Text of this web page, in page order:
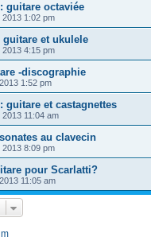
guitare octaviée
2013 1:02 pm
et ukulele
4:15 pm
-discographie
1:52 pm
guitare et castagnettes
11:04 am
au clavecin
2013 8:09 pm
pour Scarlatti?
11:05 am